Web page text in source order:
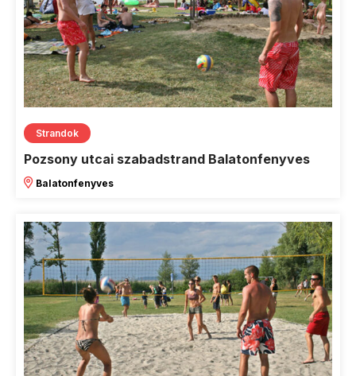
Strandok
Pozsony utcai szabadstrand Balatonfenyves
Balatonfenyves